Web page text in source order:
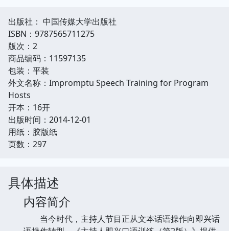
出版社： 中国传媒大学出版社
ISBN：9787565711275
版次：2
商品编码：11597135
包装：平装
外文名称：Impromptu Speech Training for Program
Hosts
开本：16开
出版时间：2014-12-01
用纸：胶版纸
页数：297
具体描述
内容简介
当今时代，主持人节目正从文本话语操作向即兴话